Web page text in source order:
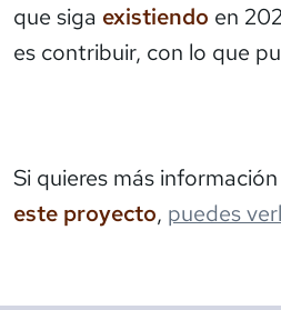
que siga existiendo en
es contribuir, con lo que
Si quieres más
este proyecto, puedes